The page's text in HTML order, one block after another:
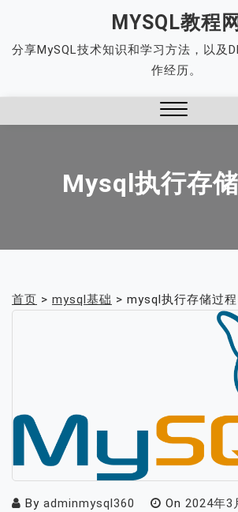
content
MYSQL教程网
分享MySQL技术知识和学习方法，以及
作经历。
Mysql执行存
首页 > mysql基础 > mysql执行存储过程
By adminmysql360 On 2024年3